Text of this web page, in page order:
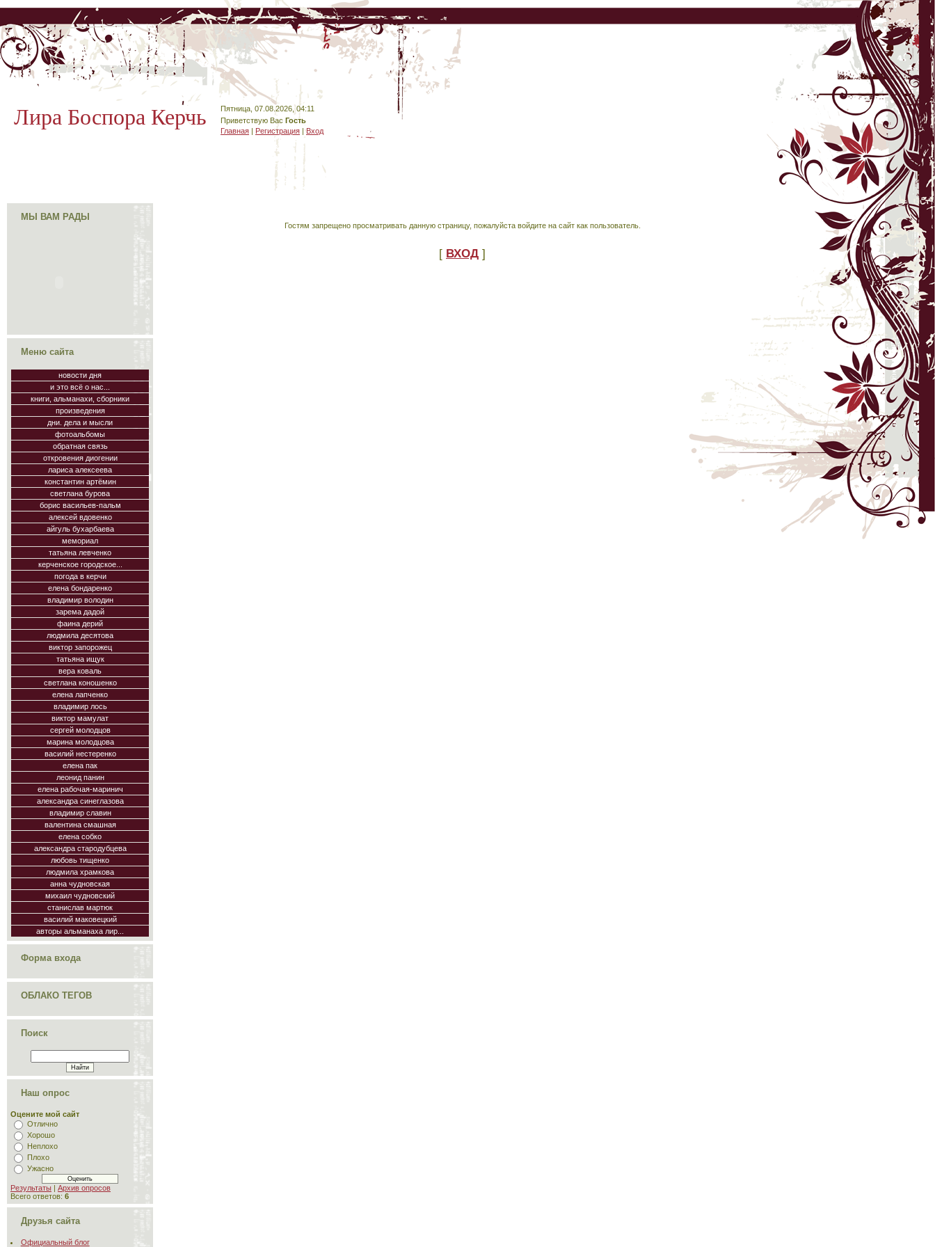
Лира Боспора Керчь
Пятница, 07.08.2026, 04:11
Приветствую Вас Гость
Главная | Регистрация |Вход
МЫ ВАМ РАДЫ
Меню сайта
новости дня
и это всё о нас...
книги, альманахи, сборники
произведения
дни. дела и мысли
фотоальбомы
обратная связь
откровения диогении
лариса алексеева
константин артёмин
светлана бурова
борис васильев-пальм
алексей вдовенко
айгуль бухарбаева
мемориал
татьяна левченко
керченское городское...
погода в керчи
елена бондаренко
владимир володин
зарема дадой
фаина дерий
людмила десятова
виктор запорожец
татьяна ищук
вера коваль
светлана коношенко
елена лапченко
владимир лось
виктор мамулат
сергей молодцов
марина молодцова
василий нестеренко
елена пак
леонид панин
елена рабочая-маринич
александра синеглазова
владимир славин
валентина смашная
елена собко
александра стародубцева
любовь тищенко
людмила храмкова
анна чудновская
михаил чудновский
станислав мартюк
василий маковецкий
авторы альманаха лир...
Форма входа
ОБЛАКО ТЕГОВ
Поиск
Наш опрос
Оцените мой сайт
Отлично
Хорошо
Неплохо
Плохо
Ужасно
Результаты | Архив опросов
Всего ответов: 6
Друзья сайта
Официальный блог
Гостям запрещено просматривать данную страницу, пожалуйста войдите на сайт как пользователь.
[ ВХОД ]